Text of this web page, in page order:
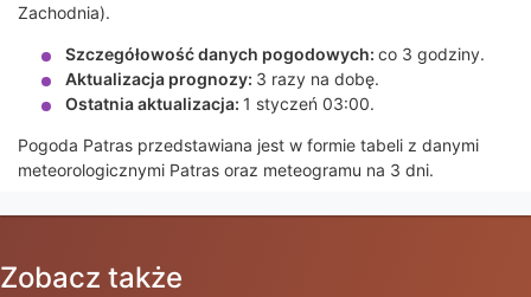
Zachodnia).
Szczegółowość danych pogodowych: co 3 godziny.
Aktualizacja prognozy: 3 razy na dobę.
Ostatnia aktualizacja: 1 styczeń 03:00.
Pogoda Patras przedstawiana jest w formie tabeli z danymi
meteorologicznymi Patras oraz meteogramu na 3 dni.
Zobacz także